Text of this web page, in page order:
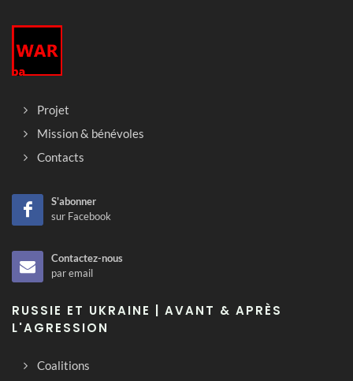
Projet
Mission & bénévoles
Contacts
S'abonner
sur Facebook
Contactez-nous
par email
RUSSIE ET UKRAINE | AVANT & APRÈS
L'AGRESSION
Coalitions